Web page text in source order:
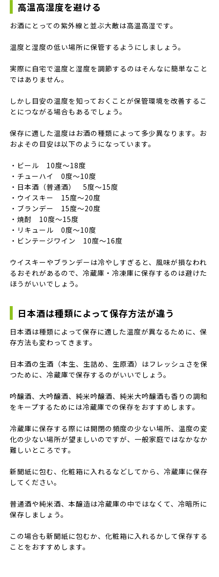
高温高湿度を避ける
お酒にとっての紫外線と並ぶ大敵は高温高湿です。
温度と湿度の低い場所に保管するようにしましょう。
実際に自宅で温度と湿度を調節するのはそんなに簡単なこと
ではありません。
しかし目安の温度を知っておくことが保管環境を改善するこ
とにつながる場合もあるでしょう。
保存に適した温度はお酒の種類によって多少異なります。お
およその目安は以下のようになっています。
・ビール 10度～18度
・チューハイ 0度～10度
・日本酒（普通酒） 5度～15度
・ウイスキー 15度～20度
・ブランデー 15度～20度
・焼酎 10度～15度
・リキュール 0度～10度
・ビンテージワイン 10度～16度
ウイスキーやブランデーは冷やしすぎると、風味が損なわれ
るおそれがあるので、冷蔵庫・冷凍庫に保存するのは避けた
ほうがいいでしょう。
日本酒は種類によって保存方法が違う
日本酒は種類によって保存に適した温度が異なるために、保
存方法も変わってきます。
日本酒の生酒（本生、生詰め、生原酒）はフレッシュさを保
つために、冷蔵庫で保存するのがいいでしょう。
吟醸酒、大吟醸酒、純米吟醸酒、純米大吟醸酒も香りの調和
をキープするためには冷蔵庫での保存をおすすめします。
冷蔵庫に保存する際には開閉の頻度の少ない場所、温度の変
化の少ない場所が望ましいのですが、一般家庭ではなかなか
難しいところです。
新聞紙に包む、化粧箱に入れるなどしてから、冷蔵庫に保存
してください。
普通酒や純米酒、本醸造は冷蔵庫の中ではなくて、冷暗所に
保存しましょう。
この場合も新聞紙に包むか、化粧箱に入れるかして保存する
ことをおすすめします。